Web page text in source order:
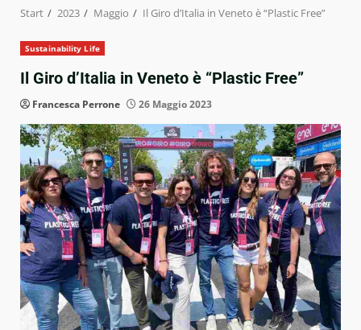
Start 2023 Maggio Il Giro d’Italia in Veneto è “Plastic Free”
Sustainability Life
Il Giro d’Italia in Veneto è “Plastic Free”
Francesca Perrone 26 Maggio 2023